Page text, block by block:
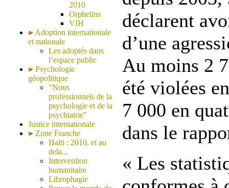
2010
Orphelins
VIH
Adoption internationale
et nationale
Les adoptés dans
l’espace public
Psychologie
géopolitique
"Nous
professionnels de la
psychologie et de la
psychiatrie"
Justice internationale
Zone Franche
Haïti : 2010, et au
dela...
Intervention
humanitaire
Librophagie
déclarent
d’une
Au moins 2
été violées
7 000 en
dans le
« Les